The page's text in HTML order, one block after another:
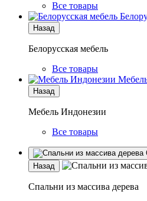
Все товары
Назад
Белорусская мебель
Все товары
Назад
Мебель Индонезии
Все товары
Назад
Спальни из массива дерева